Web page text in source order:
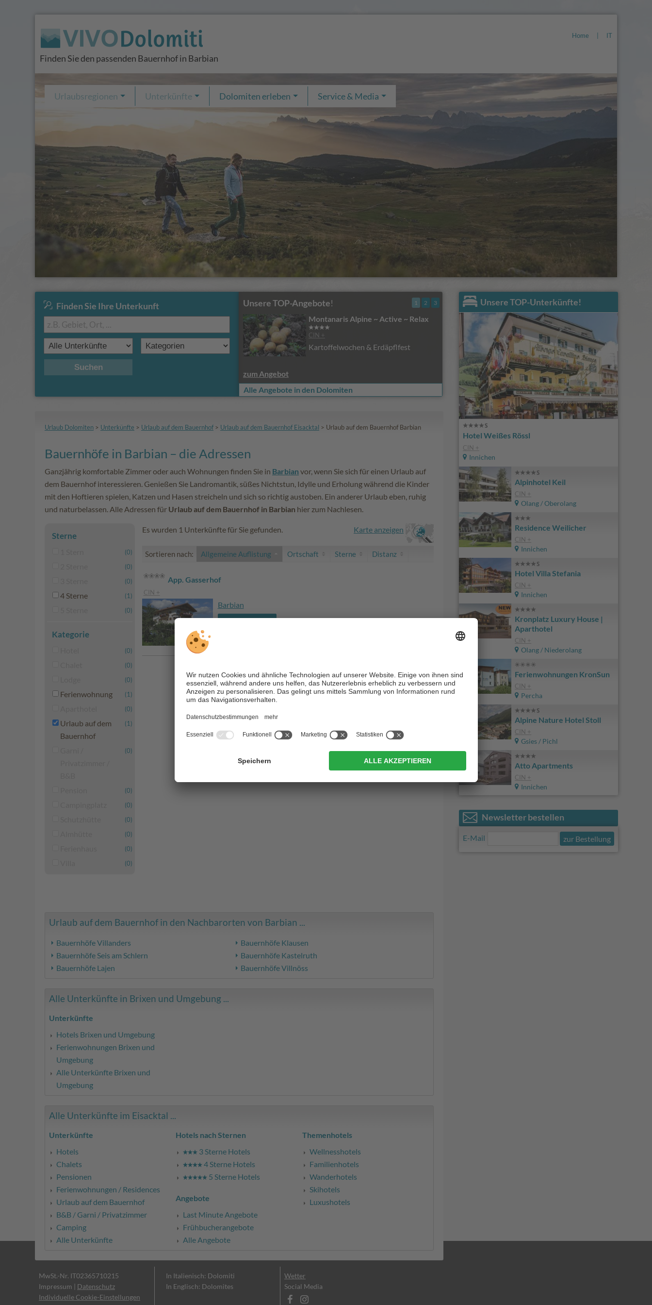
Home IT
Finden Sie den passenden Bauernhof in Barbian
Finden Sie Ihre Unterkunft
Suchen
Unsere TOP-Angebote!
Montanaris Alpine ~ Active ~ Relax
CIN +
Kartoffelwochen & Erdäpflfest
zum Angebot
1 2 3
Alle Angebote in den Dolomiten
Urlaubsregionen Unterkünfte Dolomiten erleben Service & Media
Urlaub Dolomiten > Unterkünfte > Urlaub auf dem Bauernhof > Urlaub auf dem Bauernhof Eisacktal > Urlaub auf dem Bauernhof Barbian
Bauernhöfe in Barbian – die Adressen
Ganzjährig komfortable Zimmer oder auch Wohnungen finden Sie in Barbian vor, wenn Sie sich für einen Urlaub auf
dem Bauernhof interessieren. Genießen Sie Landromantik, süßes Nichtstun, Idylle und Erholung während die Kinder
mit den Hoftieren spielen, Katzen und Hasen streicheln und sich so richtig austoben. Ein anderer Urlaub eben, ruhig
und naturbelassen. Alle Adressen für Urlaub auf dem Bauernhof in Barbian hier zum Nachlesen.
Sterne
(0)
(0)
(0)
4 Sterne (1)
(0)
Kategorie
(0)
(0)
(0)
Ferienwohnung (1)
(0)
Urlaub auf dem
Bauernhof
(1)
(0)
(0)
(0)
(0)
(0)
(0)
(0)
Karte anzeigen
Es wurden 1 Unterkünfte für Sie gefunden.
Sortieren nach: Allgemeine Auflistung Ortschaft Sterne Distanz
App. Gasserhof
CIN +
Barbian
Urlaub auf dem Bauernhof in den Nachbarorten von Barbian ...
Bauernhöfe Villanders
Bauernhöfe Klausen
Bauernhöfe Seis am Schlern
Bauernhöfe Kastelruth
Bauernhöfe Lajen
Bauernhöfe Villnöss
Alle Unterkünfte in Brixen und Umgebung ...
Unterkünfte
Hotels Brixen und Umgebung
Ferienwohnungen Brixen und
Umgebung
Alle Unterkünfte Brixen und
Umgebung
Alle Unterkünfte im Eisacktal ...
Unterkünfte
Hotels
Chalets
Pensionen
Ferienwohnungen / Residences
Urlaub auf dem Bauernhof
B&B / Garni / Privatzimmer
Camping
Alle Unterkünfte
Hotels nach Sternen
3 Sterne Hotels
4 Sterne Hotels
5 Sterne Hotels
Angebote
Last Minute Angebote
Frühbucherangebote
Alle Angebote
Themenhotels
Wellnesshotels
Familienhotels
Wanderhotels
Skihotels
Luxushotels
Unsere TOP-Unterkünfte!
Hotel Weißes Rössl
CIN +
Innichen
Alpinhotel Keil
CIN +
Olang / Oberolang
Residence Weilicher
CIN +
Innichen
Hotel Villa Stefania
CIN +
Innichen
Kronplatz Luxury House |
Aparthotel
CIN +
Olang / Niederolang
Ferienwohnungen KronSun
CIN +
Percha
Alpine Nature Hotel Stoll
CIN +
Gsies / Pichl
Atto Apartments
CIN +
Innichen
Newsletter bestellen
E-Mail
MwSt.-Nr. IT02365710215
Impressum | Datenschutz
Individuelle Cookie-Einstellungen
In Italienisch: Dolomiti
In Englisch: Dolomites
Wetter
Social Media